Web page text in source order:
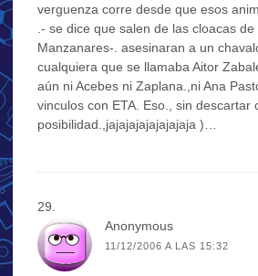
verguenza corre desde que esos
.- se dice que salen de las cloacas
Manzanares-. asesinaran a un
cualquiera que se llamaba Aitor
aún ni Acebes ni Zaplana.,ni Ana
vinculos con ETA. Eso., sin descartar
posibilidad.,jajajajajajajajaja )…
Anonymous
11/12/2006 A LAS 15:32